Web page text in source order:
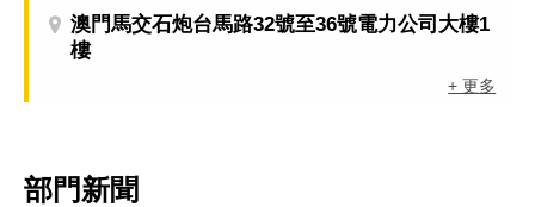
澳門馬交石炮台馬路32號至36號電力公司大樓1
樓
+ 更多
部門新聞